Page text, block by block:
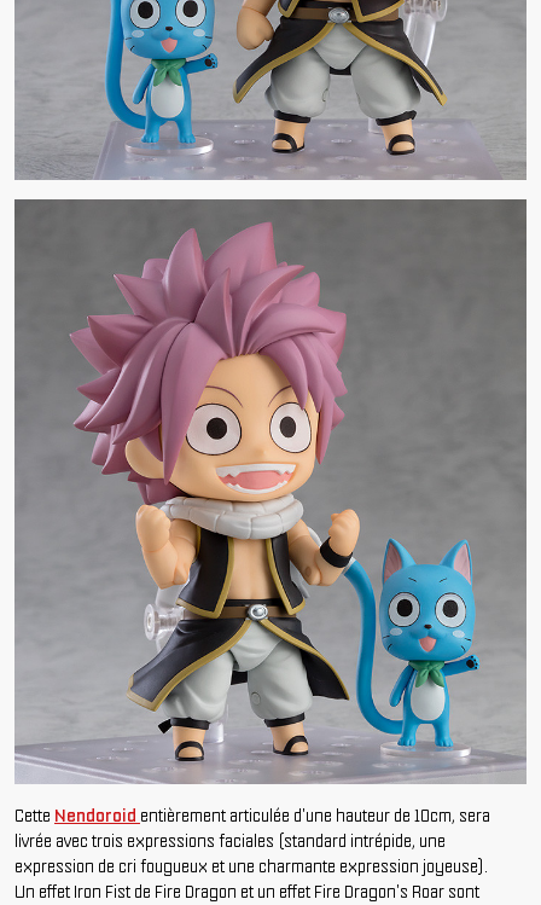
Cette Nendoroid entièrement articulée d'une hauteur de 10cm, sera
livrée avec trois expressions faciales (standard intrépide, une
expression de cri fougueux et une charmante expression joyeuse).
Un effet Iron Fist de Fire Dragon et un effet Fire Dragon's Roar sont